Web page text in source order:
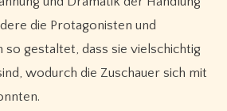
die Protagonisten und
gestaltet, dass sie vielschichtig
wodurch die Zuschauer sich mit